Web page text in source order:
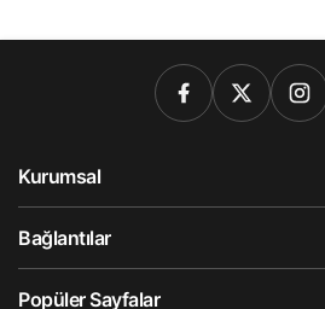
Kurumsal
Bağlantılar
Popüler Sayfalar